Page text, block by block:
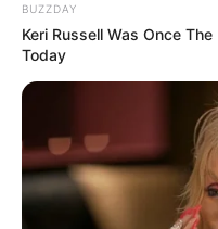
9. Agora, cole as
miolo até completar
BUZZDAY
Keri Russell Was Once
Today